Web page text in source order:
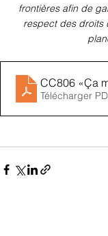
frontières afin de
respect des droits
CC806 «Ça
Télécharger